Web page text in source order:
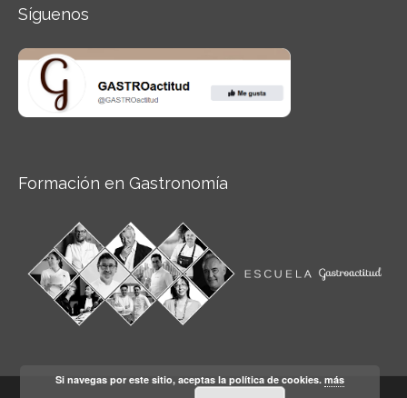
Síguenos
Formación en Gastronomía
Si navegas por este sitio, aceptas la política de cookies.más